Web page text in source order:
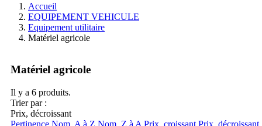
Accueil
EQUIPEMENT VEHICULE
Equipement utilitaire
Matériel agricole
Matériel agricole
Il y a 6 produits.
Trier par :
Prix, décroissant